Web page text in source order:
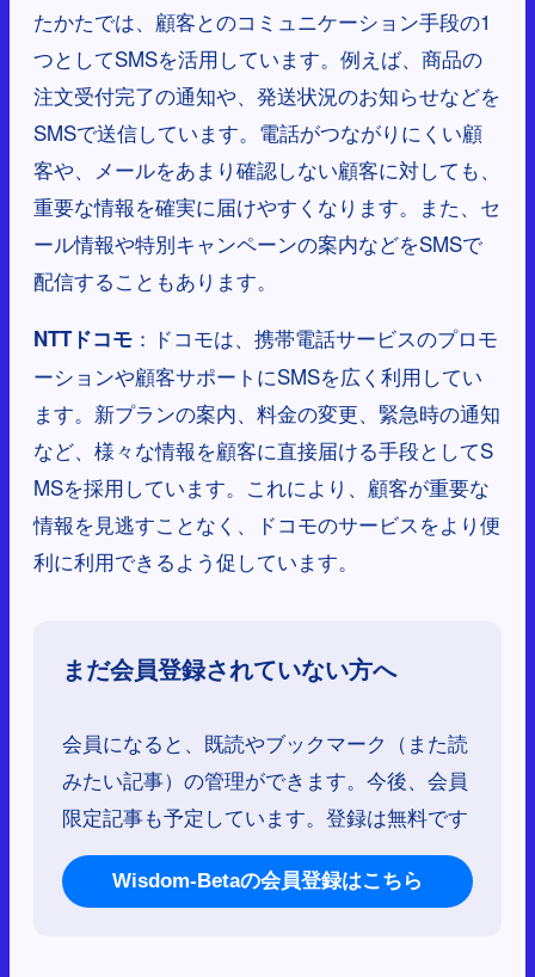
たかたでは、顧客とのコミュニケーション手段の1
つとしてSMSを活用しています。例えば、商品の
注文受付完了の通知や、発送状況のお知らせなどを
SMSで送信しています。電話がつながりにくい顧
客や、メールをあまり確認しない顧客に対しても、
重要な情報を確実に届けやすくなります。また、セ
ール情報や特別キャンペーンの案内などをSMSで
配信することもあります。
NTTドコモ ：ドコモは、携帯電話サービスのプロモ
ーションや顧客サポートにSMSを広く利用してい
ます。新プランの案内、料金の変更、緊急時の通知
など、様々な情報を顧客に直接届ける手段としてS
MSを採用しています。これにより、顧客が重要な
情報を見逃すことなく、ドコモのサービスをより便
利に利用できるよう促しています。
まだ会員登録されていない方へ
会員になると、既読やブックマーク（また読
みたい記事）の管理ができます。今後、会員
限定記事も予定しています。登録は無料です
Wisdom-Betaの会員登録はこちら